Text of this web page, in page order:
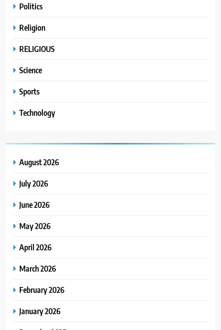
Politics
Religion
RELIGIOUS
Science
Sports
Technology
August 2026
July 2026
June 2026
May 2026
April 2026
March 2026
February 2026
January 2026